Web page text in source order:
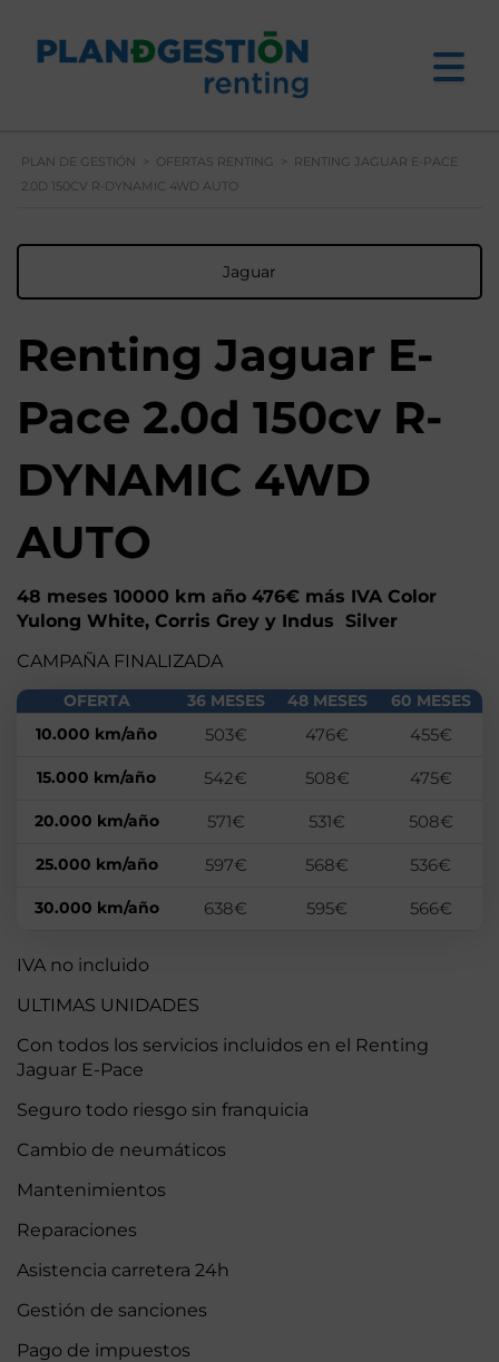
PLAN DE GESTIÓN > OFERTAS RENTING > RENTING JAGUAR E-PACE
2.0D 150CV R-DYNAMIC 4WD AUTO
Jaguar
Renting Jaguar E-
Pace 2.0d 150cv R-
DYNAMIC 4WD
AUTO
48 meses 10000 km año 476€ más IVA Color
Yulong White, Corris Grey y Indus Silver
CAMPAÑA FINALIZADA
OFERTA 36 MESES 48 MESES
60 MESES
10.000 km/año
503€ 476€ 455€
15.000 km/año 542€ 508€ 475€
20.000 km/año 571€ 531€ 508€
25.000 km/año 597€ 568€ 536€
30.000 km/año 638€ 595€ 566€
IVA no incluido
ULTIMAS UNIDADES
Con todos los servicios incluidos en el Renting
Jaguar E-Pace
Seguro todo riesgo sin franquicia
Cambio de neumáticos
Mantenimientos
Reparaciones
Asistencia carretera 24h
Gestión de sanciones
Pago de impuestos